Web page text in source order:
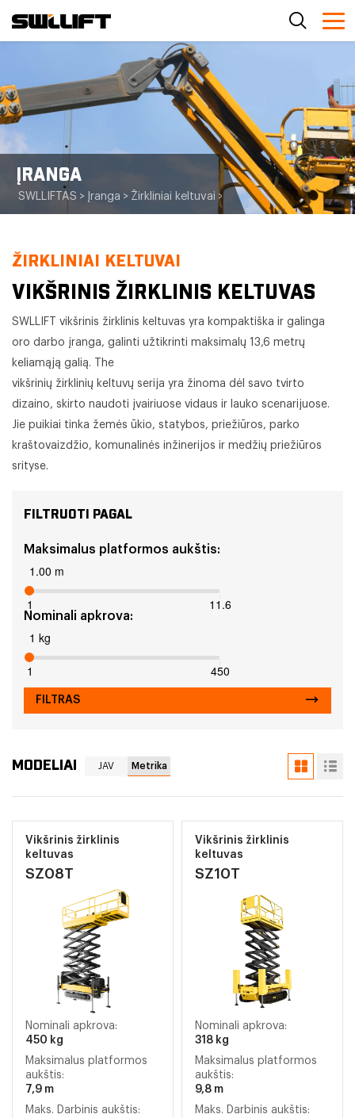
ĮRANGA
SWLLIFTAS > Įranga > Žirkliniai keltuvai > Vikšrinis žirklinis keltuvas
ŽIRKLINIAI KELTUVAI
VIKŠRINIS ŽIRKLINIS KELTUVAS
SWLLIFT vikšrinis žirklinis keltuvas yra kompaktiška ir galinga
oro darbo įranga, galinti užtikrinti maksimalų 13,6 metrų
keliamąją galią. The
vikšrinių žirklinių keltuvų serija yra žinoma dėl savo tvirto
dizaino, skirto naudoti įvairiuose vidaus ir lauko scenarijuose.
Jie puikiai tinka žemės ūkio, statybos, priežiūros, parko
kraštovaizdžio, komunalinės inžinerijos ir medžių priežiūros
srityse.
FILTRUOTI PAGAL
Maksimalus platformos aukštis:
1.00 m
1 11.6
Nominali apkrova:
1 kg
1 450
FILTRAS
MODELIAI JAV Metrika
Vikšrinis žirklinis
keltuvas
SZ08T
Nominali apkrova:
450 kg
Maksimalus platformos
aukštis:
7,9 m
Maks. Darbinis aukštis:
Vikšrinis žirklinis
keltuvas
SZ10T
Nominali apkrova:
318 kg
Maksimalus platformos
aukštis:
9,8 m
Maks. Darbinis aukštis: